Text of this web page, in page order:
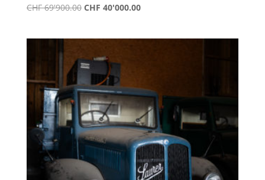
CHF69'900.00 Le
CHF 69'900.00.
CHF 40'000.00Le